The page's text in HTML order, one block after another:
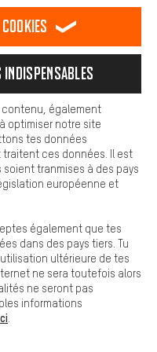
de nos
et
!
dans le but de l'améliorer
nous utilisons les données de
ci à tes intérêts et de la
conditions de protection des
d'autres contenus et
la possibilité d'utiliser des
nous proposons une
que tu puisses utiliser les
contenu, également
optimiser notre site
tes données
ces données. Il est
tranmises à des pays
européenne et
également que tes
dans des pays tiers. Tu
ultérieure de tes
ne sera toutefois alors
ne seront pas
informations